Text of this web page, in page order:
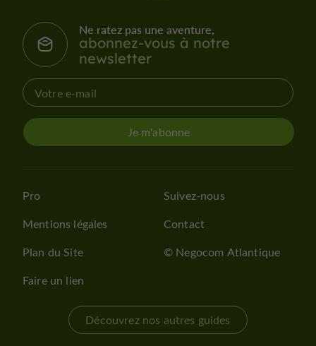
Ne ratez pas une aventure,
abonnez-vous à notre
newsletter
Je m'abonne
Pro
Mentions légales
Plan du Site
Faire un lien
Suivez-nous
Contact
© Negocom Atlantique
Découvrez nos autres guides